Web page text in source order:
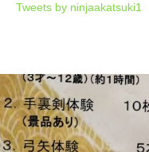
Tweets by ninjaakatsuki1